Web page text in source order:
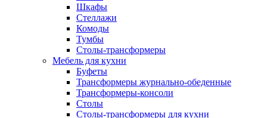
Шкафы
Стеллажи
Комоды
Тумбы
Столы-трансформеры
Мебель для кухни
Буфеты
Трансформеры журнально-обеденные
Трансформеры-консоли
Столы
Столы-трансформеры для кухни